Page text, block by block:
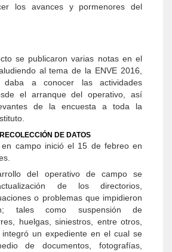
los avances y pormenores del
se publicaron varias notas en el
al tema de la ENVE 2016,
a conocer las actividades
el arranque del operativo, así
de la encuesta a toda la
DE DATOS
en campo inició el 15 de febreo en
del operativo de campo se
de los directorios,
o problemas que impidieron
tales como suspensión de
huelgas, siniestros, entre otros,
un expediente en el cual se
de documentos, fotografías,